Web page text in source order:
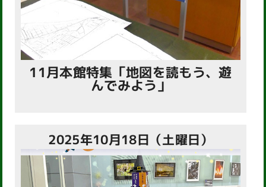
11月本館特集「地図を読もう、遊
んでみよう」
2025年10月18日（土曜日）